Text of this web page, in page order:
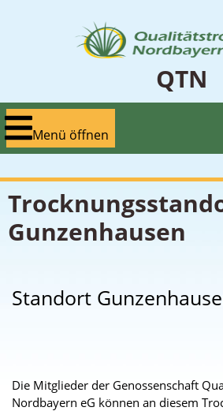
QTN
Menü öffnen
öffnen
Gunzenhausen
Standort
Die Mitglieder der Genossenschaft
Nordbayern eG können an diesem